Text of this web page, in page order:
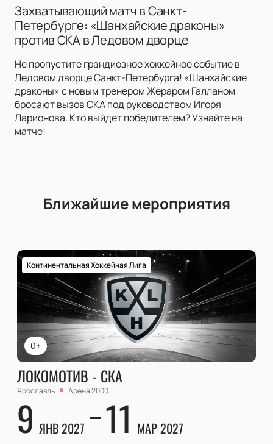
Захватывающий матч в Санкт-
Петербурге: «Шанхайские драконы»
против СКА в Ледовом дворце
Не пропустите грандиозное хоккейное событие в
Ледовом дворце Санкт-Петербурга! «Шанхайские
драконы» с новым тренером Жераром Галланом
бросают вызов СКА под руководством Игоря
Ларионова. Кто выйдет победителем? Узнайте на
матче!
Ближайшие мероприятия
0+
Континентальная Хоккейная Лига
ЛОКОМОТИВ - СКА
Ярославль Арена 2000
9 ЯНВ 2027 11 МАР 2027